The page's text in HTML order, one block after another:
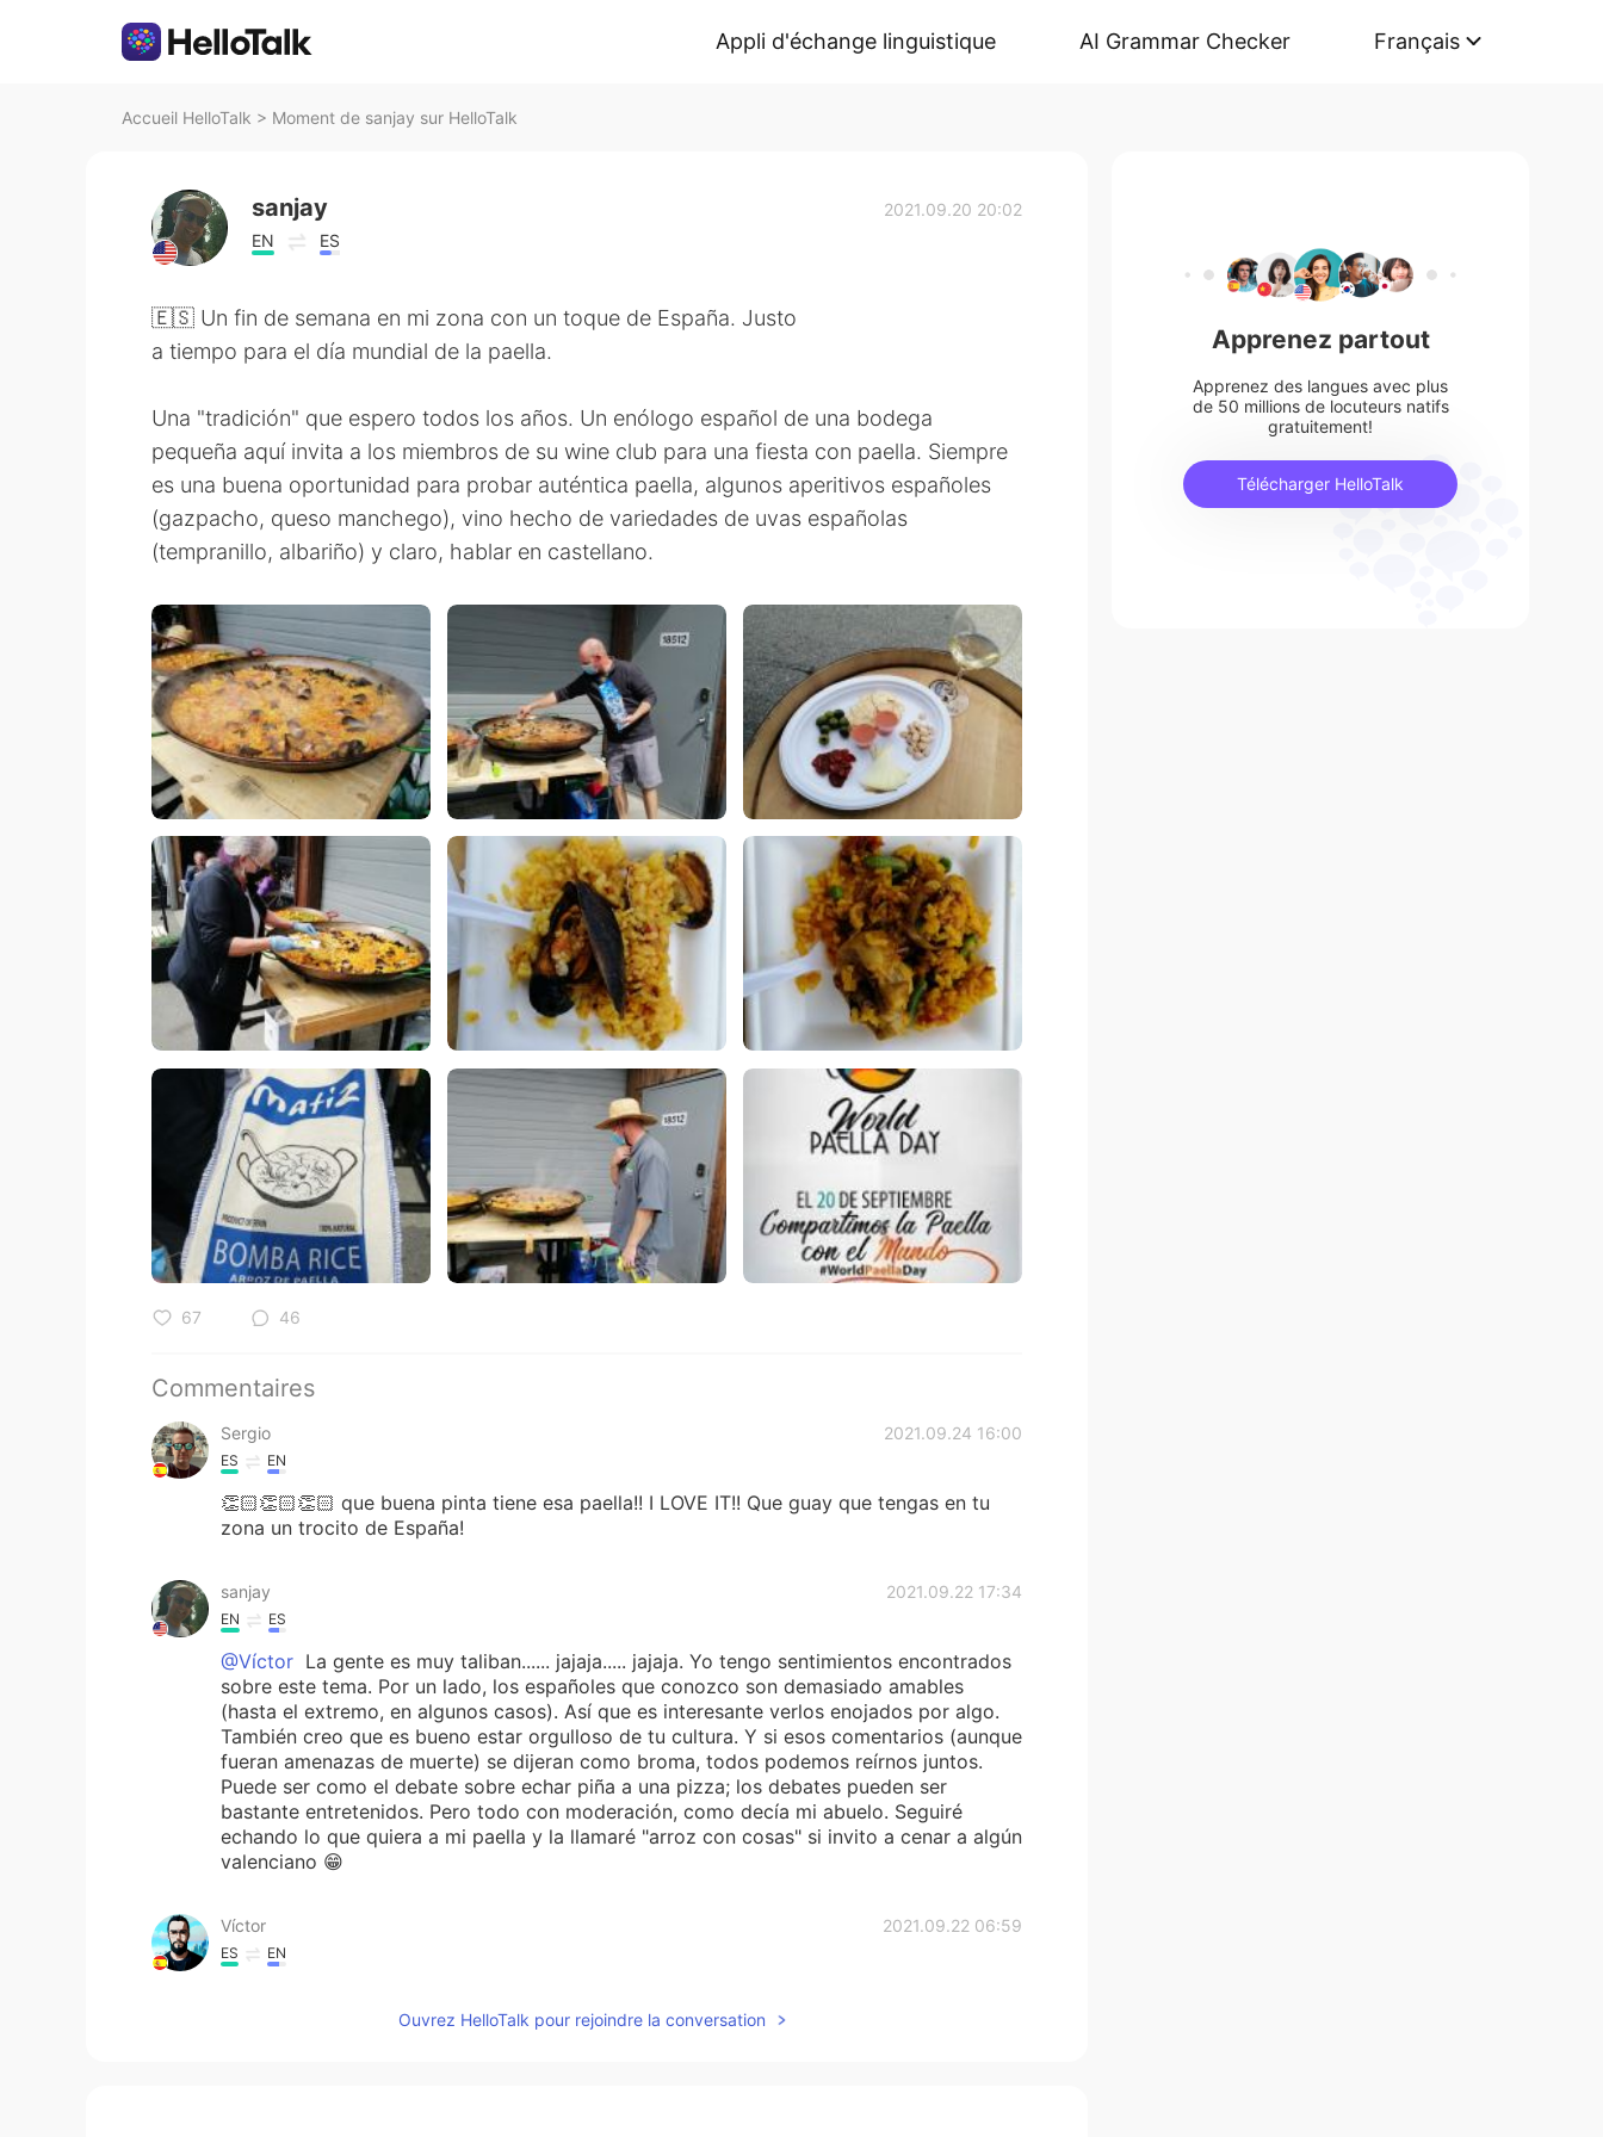
Appli d'échange linguistique AI Grammar Checker Français
Accueil HelloTalk > Moment de sanjay sur HelloTalk
sanjay
EN ES
2021.09.20 20:02
🇪🇸 Un fin de semana en mi zona con un toque de España. Justo
a tiempo para el día mundial de la paella.
Una "tradición" que espero todos los años. Un enólogo español de una bodega
pequeña aquí invita a los miembros de su wine club para una fiesta con paella. Siempre
es una buena oportunidad para probar auténtica paella, algunos aperitivos españoles
(gazpacho, queso manchego), vino hecho de variedades de uvas españolas
(tempranillo, albariño) y claro, hablar en castellano.
67 46
Commentaires
Sergio 2021.09.24 16:00
ES EN
👏🏻👏🏻👏🏻 que buena pinta tiene esa paella!! I LOVE IT!! Que guay que tengas en tu
zona un trocito de España!
sanjay 2021.09.22 17:34
EN ES
@Víctor La gente es muy taliban...... jajaja..... jajaja. Yo tengo sentimientos encontrados
sobre este tema. Por un lado, los españoles que conozco son demasiado amables
(hasta el extremo, en algunos casos). Así que es interesante verlos enojados por algo.
También creo que es bueno estar orgulloso de tu cultura. Y si esos comentarios (aunque
fueran amenazas de muerte) se dijeran como broma, todos podemos reírnos juntos.
Puede ser como el debate sobre echar piña a una pizza; los debates pueden ser
bastante entretenidos. Pero todo con moderación, como decía mi abuelo. Seguiré
echando lo que quiera a mi paella y la llamaré "arroz con cosas" si invito a cenar a algún
valenciano 😁
Víctor 2021.09.22 06:59
ES EN
como más me gusta es con longaniza y morcilla, pero si me sustituyen la longaniza por
Ouvrez HelloTalk pour rejoindre la conversation
Apprenez partout
Apprenez des langues avec plus
de 50 millions de locuteurs natifs
gratuitement!
Télécharger HelloTalk